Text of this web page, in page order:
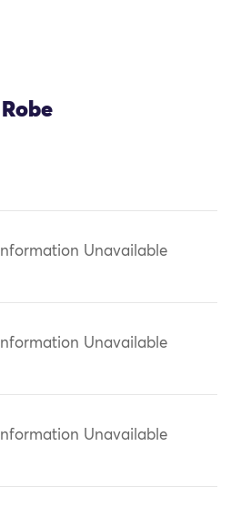
Robe
Information Unavailable
Information Unavailable
Information Unavailable